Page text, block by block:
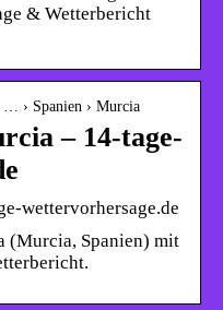
& Wetterbericht
… › Spanien › Murcia
– 14-tage-
wettervorhersage.de
(Murcia, Spanien) mit